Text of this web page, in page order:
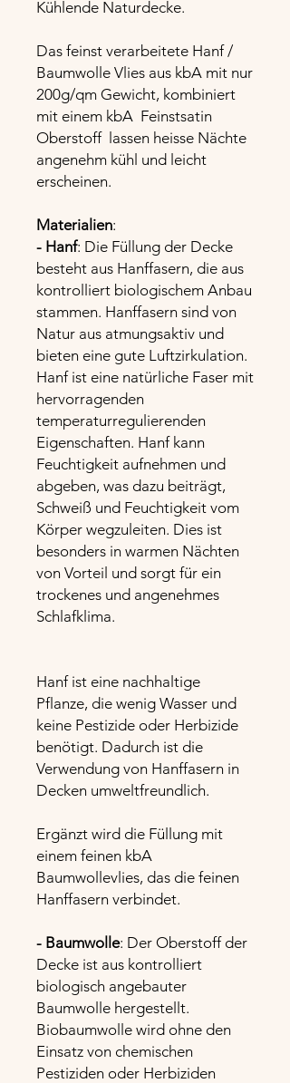
Kühlende Naturdecke.
Das feinst verarbeitete Hanf /
Baumwolle Vlies aus kbA mit nur
200g/qm Gewicht, kombiniert
mit einem kbA Feinstsatin
Oberstoff lassen heisse Nächte
angenehm kühl und leicht
erscheinen.
Materialien:
- Hanf: Die Füllung der Decke
besteht aus Hanffasern, die aus
kontrolliert biologischem Anbau
stammen. Hanffasern sind von
Natur aus atmungsaktiv und
bieten eine gute Luftzirkulation.
Hanf ist eine natürliche Faser mit
hervorragenden
temperaturregulierenden
Eigenschaften. Hanf kann
Feuchtigkeit aufnehmen und
abgeben, was dazu beiträgt,
Schweiß und Feuchtigkeit vom
Körper wegzuleiten. Dies ist
besonders in warmen Nächten
von Vorteil und sorgt für ein
trockenes und angenehmes
Schlafklima.
Hanf ist eine nachhaltige
Pflanze, die wenig Wasser und
keine Pestizide oder Herbizide
benötigt. Dadurch ist die
Verwendung von Hanffasern in
Decken umweltfreundlich.
Ergänzt wird die Füllung mit
einem feinen kbA
Baumwollevlies, das die feinen
Hanffasern verbindet.
- Baumwolle: Der Oberstoff der
Decke ist aus kontrolliert
biologisch angebauter
Baumwolle hergestellt.
Biobaumwolle wird ohne den
Einsatz von chemischen
Pestiziden oder Herbiziden